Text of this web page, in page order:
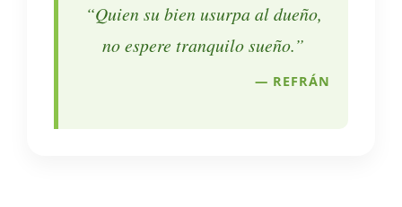
“Quien su bien usurpa al dueño,
no espere tranquilo sueño.”
— REFRÁN